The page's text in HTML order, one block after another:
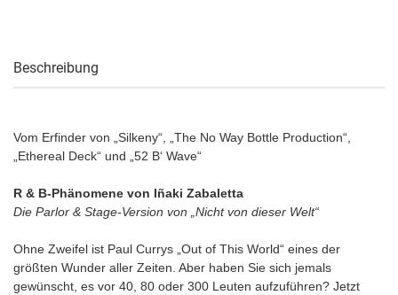
Beschreibung
Vom Erfinder von „Silkeny“, „The No Way Bottle Production“,
„Ethereal Deck“ und „52 B‘ Wave“
R & B-Phänomene von Iñaki Zabaletta
Die Parlor & Stage-Version von „Nicht von dieser Welt“
Ohne Zweifel ist Paul Currys „Out of This World“ eines der
größten Wunder aller Zeiten. Aber haben Sie sich jemals
gewünscht, es vor 40, 80 oder 300 Leuten aufzuführen? Jetzt